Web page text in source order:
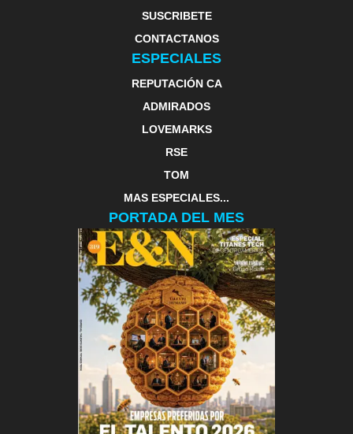
SUSCRIBETE
CONTACTANOS
ESPECIALES
REPUTACIÓN CA
ADMIRADOS
LOVEMARKS
RSE
TOM
MAS ESPECIALES...
PORTADA DEL MES